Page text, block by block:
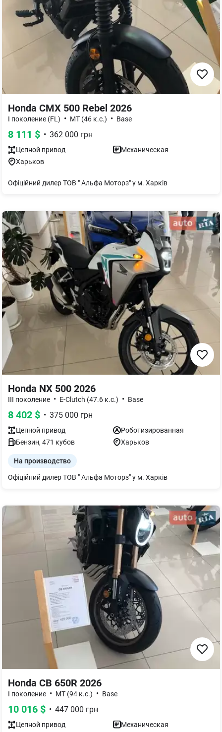
Honda CMX 500 Rebel 2026
І поколение (FL) • MT (46 к.с.) • Base
8 111 $ • 362 000 грн
Цепной привод
Механическая
Харьков
Офіційний дилер ТОВ " Альфа Моторз" у м. Харків
Honda NX 500 2026
III поколение • E-Clutch (47.6 к.с.) • Base
8 402 $ • 375 000 грн
Цепной привод
Роботизированная
Бензин, 471 кубов Харьков
На производство
Офіційний дилер ТОВ " Альфа Моторз" у м. Харків
Honda CB 650R 2026
І поколение • MT (94 к.с.) • Base
10 016 $ • 447 000 грн
Цепной привод Механическая